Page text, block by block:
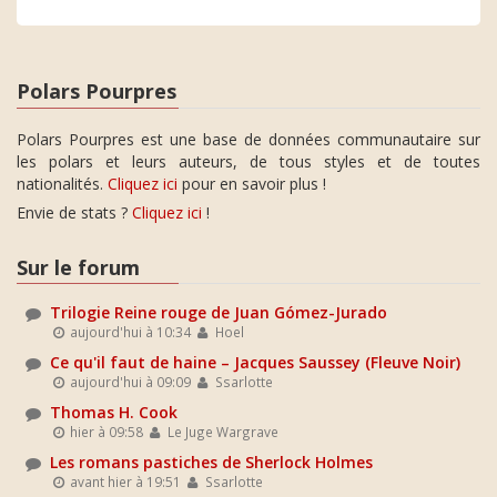
Polars Pourpres
Polars Pourpres est une base de données communautaire sur
les polars et leurs auteurs, de tous styles et de toutes
nationalités. Cliquez ici pour en savoir plus !
Envie de stats ? Cliquez ici !
Sur le forum
Trilogie Reine rouge de Juan Gómez-Jurado
aujourd'hui à 10:34 Hoel
Ce qu'il faut de haine – Jacques Saussey (Fleuve Noir)
aujourd'hui à 09:09 Ssarlotte
Thomas H. Cook
hier à 09:58 Le Juge Wargrave
Les romans pastiches de Sherlock Holmes
avant hier à 19:51 Ssarlotte